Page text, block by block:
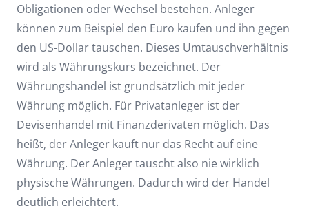
Obligationen oder Wechsel bestehen. Anleger
können zum Beispiel den Euro kaufen und ihn gegen
den US-Dollar tauschen. Dieses Umtauschverhältnis
wird als Währungskurs bezeichnet. Der
Währungshandel ist grundsätzlich mit jeder
Währung möglich. Für Privatanleger ist der
Devisenhandel mit Finanzderivaten möglich. Das
heißt, der Anleger kauft nur das Recht auf eine
Währung. Der Anleger tauscht also nie wirklich
physische Währungen. Dadurch wird der Handel
deutlich erleichtert.